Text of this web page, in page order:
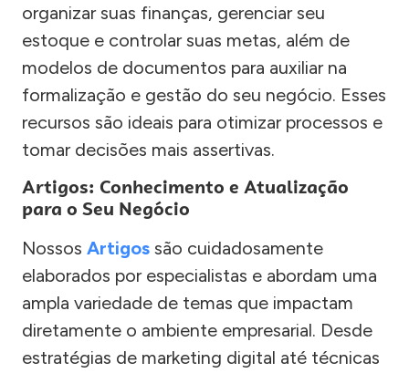
organizar suas finanças, gerenciar seu
estoque e controlar suas metas, além de
modelos de documentos para auxiliar na
formalização e gestão do seu negócio. Esses
recursos são ideais para otimizar processos e
tomar decisões mais assertivas.
Artigos: Conhecimento e Atualização
para o Seu Negócio
Nossos Artigos são cuidadosamente
elaborados por especialistas e abordam uma
ampla variedade de temas que impactam
diretamente o ambiente empresarial. Desde
estratégias de marketing digital até técnicas